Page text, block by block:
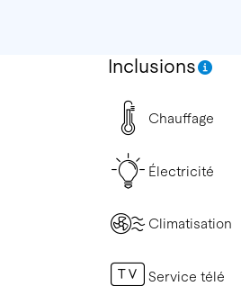
Inclusions
Chauffage
Électricité
Climatisation
Service télé